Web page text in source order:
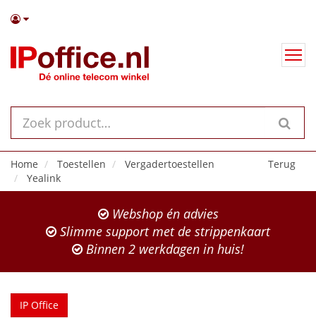
Terug
Home Toestellen
Vergadertoestellen
Yealink
Webshop én advies
Slimme support met de strippenkaart
Binnen 2 werkdagen in huis!
IP Office